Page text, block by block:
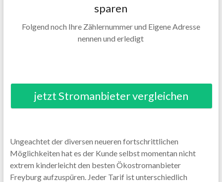
sparen
Folgend noch Ihre Zählernummer und Eigene Adresse
nennen und erledigt
jetzt Stromanbieter vergleichen
Ungeachtet der diversen neueren fortschrittlichen
Möglichkeiten hat es der Kunde selbst momentan nicht
extrem kinderleicht den besten Ökostromanbieter
Freyburg aufzuspüren. Jeder Tarif ist unterschiedlich